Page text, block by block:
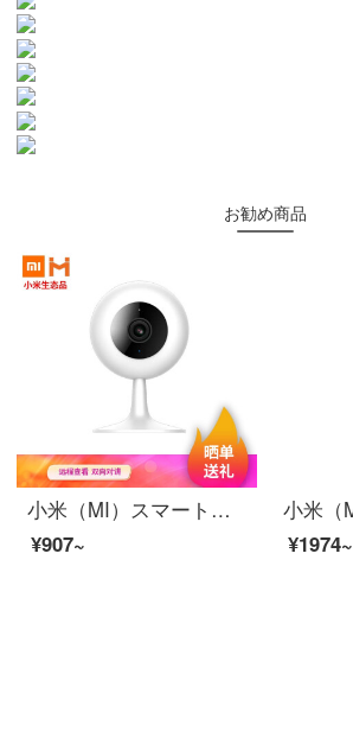
お勧め商品
小米（MI）スマートカメラ1080 Pハイビジョン夜間テレビ家庭用カメラ携帯電話の遠隔wifiネットワークの無線監視カメラC 1は小米の生態を再生する白色のスマートカメラの大衆版1080 pを見ます。
¥907~
¥1974~